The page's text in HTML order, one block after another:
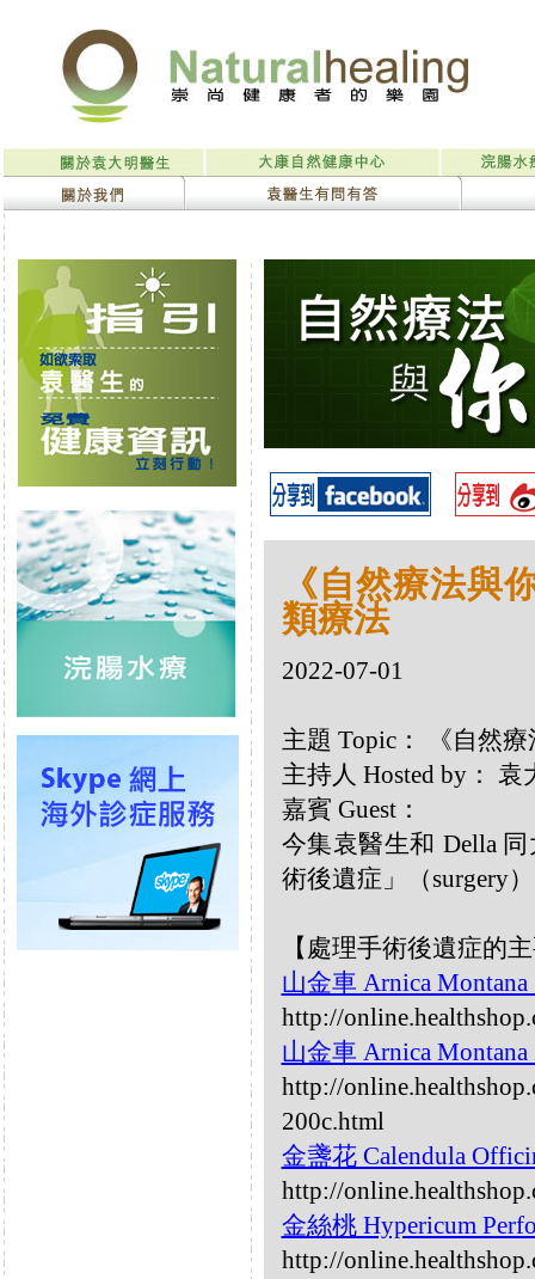
《自然療法與
類療法
2022-07-01
主題 Topic： 《自然
主持人 Hosted by：
嘉賓 Guest：
今集袁醫生和 Della
術後遺症」（surgery
【處理手術後遺症的
山金車 Arnica Montana
http://
山金車 Arnica Montana
http://
200c.html
金盞花 Calendula
http://
金絲桃 Hypericum
http://